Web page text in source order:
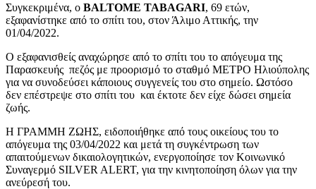
Συγκεκριμένα, ο BALTOME TABAGARI, 69 ετών,
εξαφανίστηκε από το σπίτι του, στον Άλιμο Αττικής, την
01/04/2022.
Ο εξαφανισθείς αναχώρησε από το σπίτι του το απόγευμα της
Παρασκευής πεζός με προορισμό το σταθμό ΜΕΤΡΟ Ηλιούπολης
για να συνοδεύσει κάποιους συγγενείς του στο σημείο. Ωστόσο
δεν επέστρεψε στο σπίτι του και έκτοτε δεν είχε δώσει σημεία
ζωής.
Η ΓΡΑΜΜΗ ΖΩΗΣ, ειδοποιήθηκε από τους οικείους του το
απόγευμα της 03/04/2022 και μετά τη συγκέντρωση των
απαιτούμενων δικαιολογητικών, ενεργοποίησε τον Κοινωνικό
Συναγερμό SILVER ALERT, για την κινητοποίηση όλων για την
ανεύρεσή του.